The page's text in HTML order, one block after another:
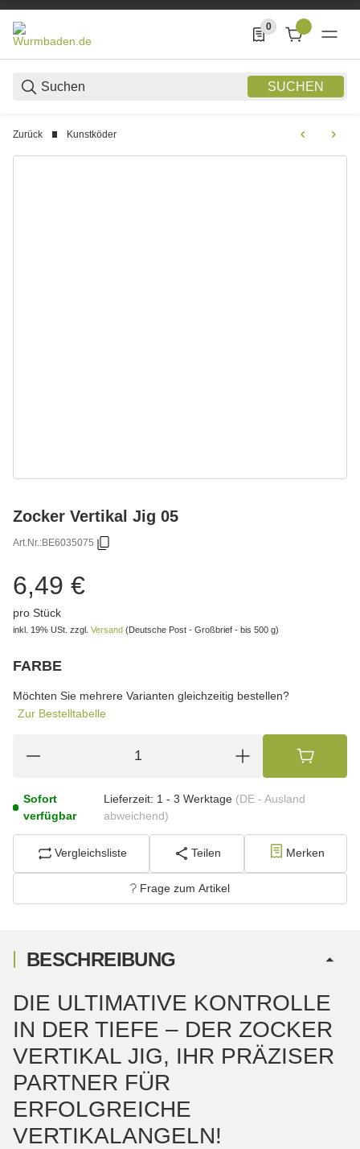
SUCHEN
0
0 Produkte in der
Zurück Kunstköder
Zocker Vertikal Jig 05
Art.Nr.:BE6035075
6,49 €
pro Stück
inkl. 19% USt. zzgl. Versand (Deutsche Post - Großbrief - bis 500 g)
FARBE
Möchten Sie mehrere Varianten gleichzeitig bestellen?
Zur Bestelltabelle
Sofort
verfügbar
Lieferzeit: 1 - 3 Werktage (DE - Ausland
abweichend)
Vergleichsliste Teilen Merken
Frage zum Artikel
BESCHREIBUNG
DIE ULTIMATIVE KONTROLLE
IN DER TIEFE – DER ZOCKER
VERTIKAL JIG, IHR PRÄZISER
PARTNER FÜR
ERFOLGREICHE
VERTIKALANGELN!